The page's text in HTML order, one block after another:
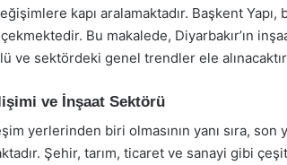
kapı aralamaktadır. Başkent Yapı,
Bu makalede, Diyarbakır’ın
ve sektördeki genel trendler ele
ve İnşaat Sektörü
yerlerinden biri olmasının yanı sıra, son
Şehir, tarım, ticaret ve sanayi gibi